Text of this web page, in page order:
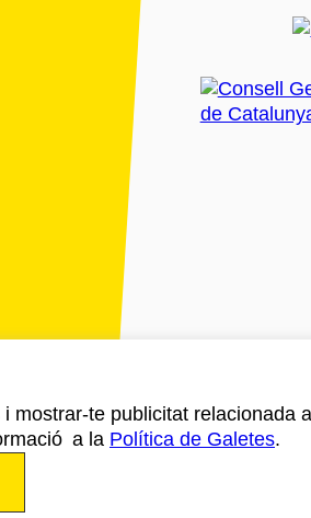
te publicitat relacionada
a la Política de Galetes.